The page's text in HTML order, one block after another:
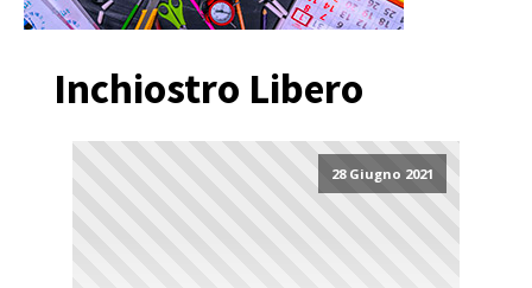
Inchiostro Libero
28 Giugno 2021